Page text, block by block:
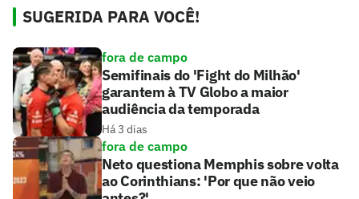
SUGERIDA PARA VOCÊ!
fora de campo
Semifinais do 'Fight do Milhão'
garantem à TV Globo a maior
audiência da temporada
Há 3 dias
fora de campo
Neto questiona Memphis sobre volta
ao Corinthians: 'Por que não veio